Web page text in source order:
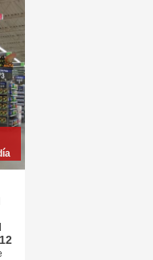
el día 2020-06-